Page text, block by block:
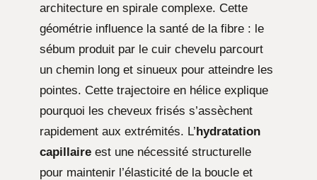
architecture en spirale complexe. Cette
géométrie influence la santé de la fibre : le
sébum produit par le cuir chevelu parcourt
un chemin long et sinueux pour atteindre les
pointes. Cette trajectoire en hélice explique
pourquoi les cheveux frisés s’assèchent
rapidement aux extrémités. L’hydratation
capillaire est une nécessité structurelle
pour maintenir l’élasticité de la boucle et